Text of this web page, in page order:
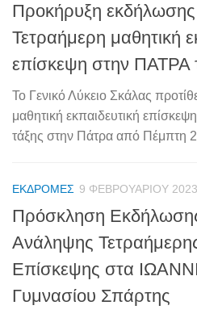
Προκήρυξη εκδήλωσης
Τετραήμερη μαθητική
επίσκεψη στην ΠΑΤΡΑ
Το Γενικό Λύκειο Σκάλας
μαθητική εκπαιδευτική
τάξης στην Πάτρα από Πέμπτη
ΕΚΔΡΟΜΈΣ 9 ΦΕΒΡΟΥΑΡΊΟΥ 2023
Πρόσκληση
Ανάληψης
Επίσκεψης στα
Γυμνασίου Σπάρτης